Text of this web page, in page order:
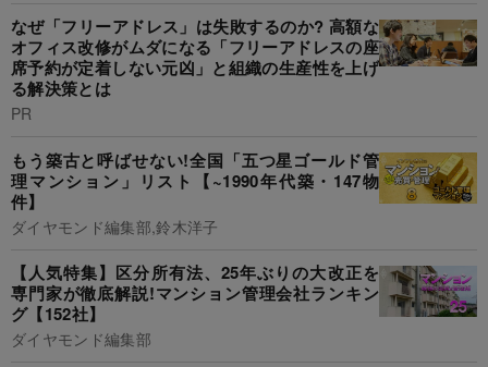
なぜ「フリーアドレス」は失敗するのか? 高額な
オフィス改修がムダになる「フリーアドレスの座
席予約が定着しない元凶」と組織の生産性を上げ
る解決策とは
PR
もう築古と呼ばせない!全国「五つ星ゴールド管
理マンション」リスト【~1990年代築・147物
件】
ダイヤモンド編集部,鈴木洋子
【人気特集】区分所有法、25年ぶりの大改正を
専門家が徹底解説!マンション管理会社ランキン
グ【152社】
ダイヤモンド編集部